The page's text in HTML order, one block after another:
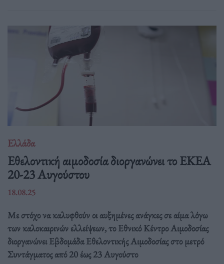
Ελλάδα
Eθελοντική αιμοδοσία διοργανώνει το ΕΚΕΑ
20-23 Αυγούστου
18.08.25
Με στόχο να καλυφθούν οι αυξημένες ανάγκες σε αίμα λόγω
των καλοκαιρινών ελλείψεων, το Εθνικό Κέντρο Αιμοδοσίας
διοργανώνει Εβδομάδα Εθελοντικής Αιμοδοσίας στο μετρό
Συντάγματος από 20 έως 23 Αυγούστο